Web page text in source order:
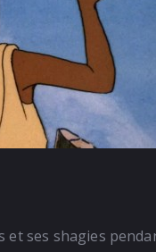
et ses shagies